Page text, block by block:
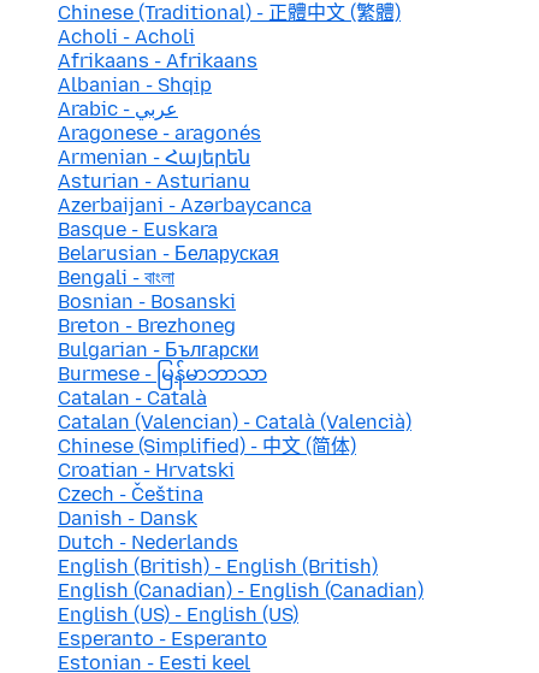
Chinese (Traditional) - 正體中文 (繁體)
Acholi - Acholi
Afrikaans - Afrikaans
Albanian - Shqip
Arabic - عربي
Aragonese - aragonés
Armenian - Հայերեն
Asturian - Asturianu
Azerbaijani - Azərbaycanca
Basque - Euskara
Belarusian - Беларуская
Bengali - বাংলা
Bosnian - Bosanski
Breton - Brezhoneg
Bulgarian - Български
Burmese - မြန်မာဘာသာ
Catalan - Català
Catalan (Valencian) - Català (Valencià)
Chinese (Simplified) - 中文 (简体)
Croatian - Hrvatski
Czech - Čeština
Danish - Dansk
Dutch - Nederlands
English (British) - English (British)
English (Canadian) - English (Canadian)
English (US) - English (US)
Esperanto - Esperanto
Estonian - Eesti keel